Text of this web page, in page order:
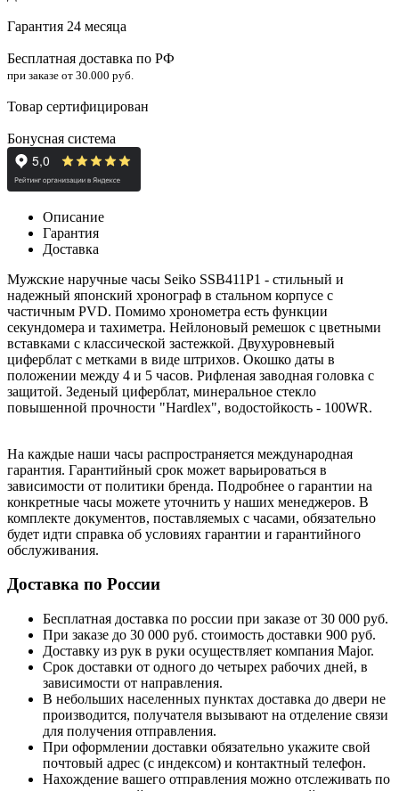
Гарантия 24 месяца
Бесплатная доставка по РФ
при заказе от 30.000 руб.
Товар сертифицирован
Бонусная система
Описание
Гарантия
Доставка
Мужские наручные часы Seiko SSB411P1 - стильный и
надежный японский хронограф в стальном корпусе с
частичным PVD. Помимо хронометра есть функции
секундомера и тахиметра. Нейлоновый ремешок с цветными
вставками с классической застежкой. Двухуровневый
циферблат с метками в виде штрихов. Окошко даты в
положении между 4 и 5 часов. Рифленая заводная головка с
защитой. Зеденый циферблат, минеральное стекло
повышенной прочности "Hardlex", водостойкость - 100WR.
На каждые наши часы распространяется международная
гарантия. Гарантийный срок может варьироваться в
зависимости от политики бренда. Подробнее о гарантии на
конкретные часы можете уточнить у наших менеджеров. В
комплекте документов, поставляемых с часами, обязательно
будет идти справка об условиях гарантии и гарантийного
обслуживания.
Доставка по России
Бесплатная доставка по россии при заказе от 30 000 руб.
При заказе до 30 000 руб. стоимость доставки 900 руб.
Доставку из рук в руки осуществляет компания Major.
Срок доставки от одного до четырех рабочих дней, в
зависимости от направления.
В небольших населенных пунктах доставка до двери не
производится, получателя вызывают на отделение связи
для получения отправления.
При оформлении доставки обязательно укажите свой
почтовый адрес (с индексом) и контактный телефон.
Нахождение вашего отправления можно отслеживать по